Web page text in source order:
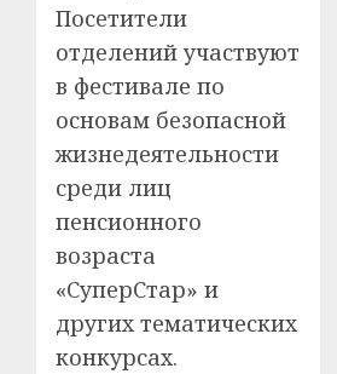
Посетители
отделений участвуют
в фестивале по
основам безопасной
жизнедеятельности
среди лиц
пенсионного
возраста
«СуперСтар» и
других тематических
конкурсах.